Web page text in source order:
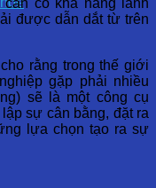
có khả năng lãnh
được dẫn dắt từ trên
rằng trong thế giới
gặp phải nhiều
sẽ là một công cụ
sự cân bằng, đặt ra
lựa chọn tạo ra sự